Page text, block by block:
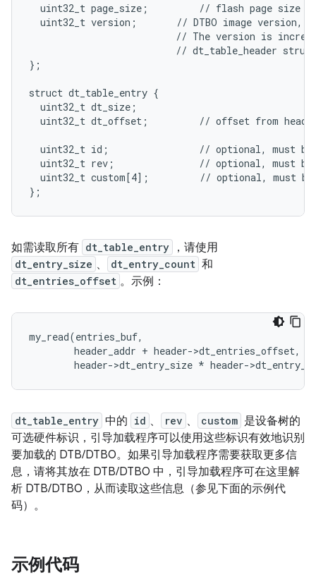
uint32_t page_size;         // flash page size
uint32_t version;       // DTBO image version,
// The version is
// dt_table_header
};
struct dt_table_entry {
  uint32_t dt_size;
uint32_t dt_offset;         // offset from head
uint32_t id;                // optional, must
uint32_t rev;               // optional, must
uint32_t custom[4];         // optional, must
};
如需读取所有 dt_table_entry ，请使用
dt_entry_size 、 dt_entry_count 和
dt_entries_offset 。示例：
my_read(entries_buf,
header_addr + header->dt_entries_offset,
header->dt_entry_size * header->
dt_table_entry 中的 id 、 rev 、 custom 是设备树的
可选硬件标识，引导加载程序可以使用这些标识有效地识别
要加载的 DTB/DTBO。如果引导加载程序需要获取更多信
息，请将其放在 DTB/DTBO 中，引导加载程序可在这里解
析 DTB/DTBO，从而读取这些信息（参见下面的示例代
码）。
示例代码